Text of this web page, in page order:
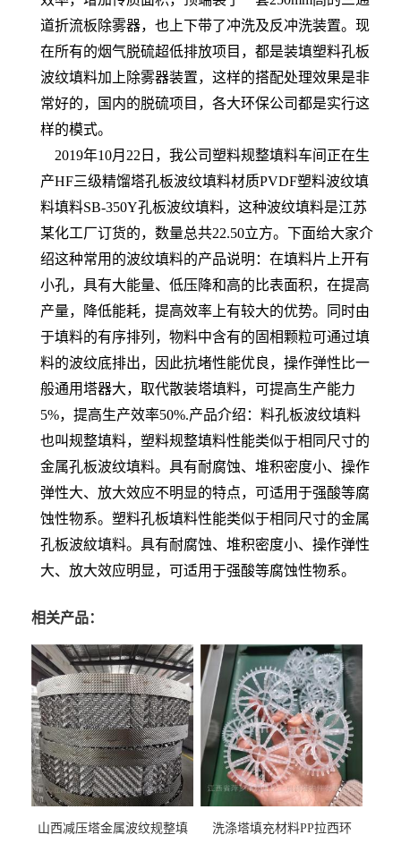
道折流板除雾器，也上下带了冲洗及反冲洗装置。现
在所有的烟气脱硫超低排放项目，都是装填塑料孔板
波纹填料加上除雾器装置，这样的搭配处理效果是非
常好的，国内的脱硫项目，各大环保公司都是实行这
样的模式。
2019年10月22日，我公司塑料规整填料车间正在生
产HF三级精馏塔孔板波纹填料材质PVDF塑料波纹填
料填料SB-350Y孔板波纹填料，这种波纹填料是江苏
某化工厂订货的，数量总共22.50立方。下面给大家介
绍这种常用的波纹填料的产品说明：在填料片上开有
小孔，具有大能量、低压降和高的比表面积，在提高
产量，降低能耗，提高效率上有较大的优势。同时由
于填料的有序排列，物料中含有的固相颗粒可通过填
料的波纹底排出，因此抗堵性能优良，操作弹性比一
般通用塔器大，取代散装塔填料，可提高生产能力
5%，提高生产效率50%.产品介绍：料孔板波纹填料
也叫规整填料，塑料规整填料性能类似于相同尺寸的
金属孔板波纹填料。具有耐腐蚀、堆积密度小、操作
弹性大、放大效应不明显的特点，可适用于强酸等腐
蚀性物系。塑料孔板填料性能类似于相同尺寸的金属
孔板波紋填料。具有耐腐蚀、堆积密度小、操作弹性
大、放大效应明显，可适用于强酸等腐蚀性物系。
相关产品：
山西减压塔金属波纹规整填
洗涤塔填充材料PP拉西环